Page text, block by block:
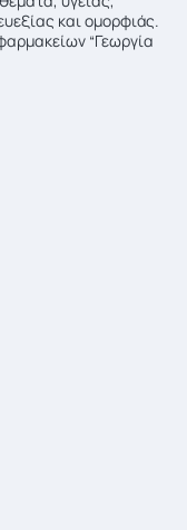
και ομορφιάς.
“Γεωργία